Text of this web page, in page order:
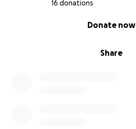
16 donations
Share
Donate now